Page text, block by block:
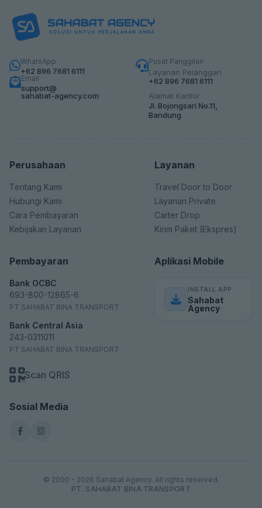
WhatsApp
+62 896 7681 6111
Email
support@
sahabat-agency.com
Pusat Panggilan
Layanan Pelanggan
+62 896 7681 6111
Alamat Kantor
Jl. Bojongsari No.11,
Bandung
Perusahaan
Tentang Kami
Hubungi Kami
Cara Pembayaran
Kebijakan Layanan
Layanan
Travel Door to Door
Layanan Private
Carter Drop
Kirim Paket (Ekspres)
Pembayaran
Bank OCBC
693-800-12865-6
PT SAHABAT BINA TRANSPORT
Bank Central Asia
243-0311011
PT SAHABAT BINA TRANSPORT
Scan QRIS
Sosial Media
Aplikasi Mobile
INSTALL APP
Sahabat
Agency
© 2000 - 2026 Sahabat Agency. All rights reserved.
PT. SAHABAT BINA TRANSPORT